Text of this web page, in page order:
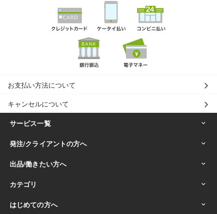
お支払い方法について
キャンセルについて